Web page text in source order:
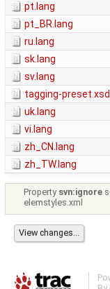
pt.lang
pt_BR.lang
ru.lang
sk.lang
sv.lang
tagging-preset.xsd
uk.lang
vi.lang
zh_CN.lang
zh_TW.lang
Property svn:ignore
elemstyles.xml